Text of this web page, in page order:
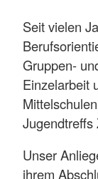
Seit vielen
Gruppen-
Einzelarbeit
Jugendtreffs
Unser
ihrem